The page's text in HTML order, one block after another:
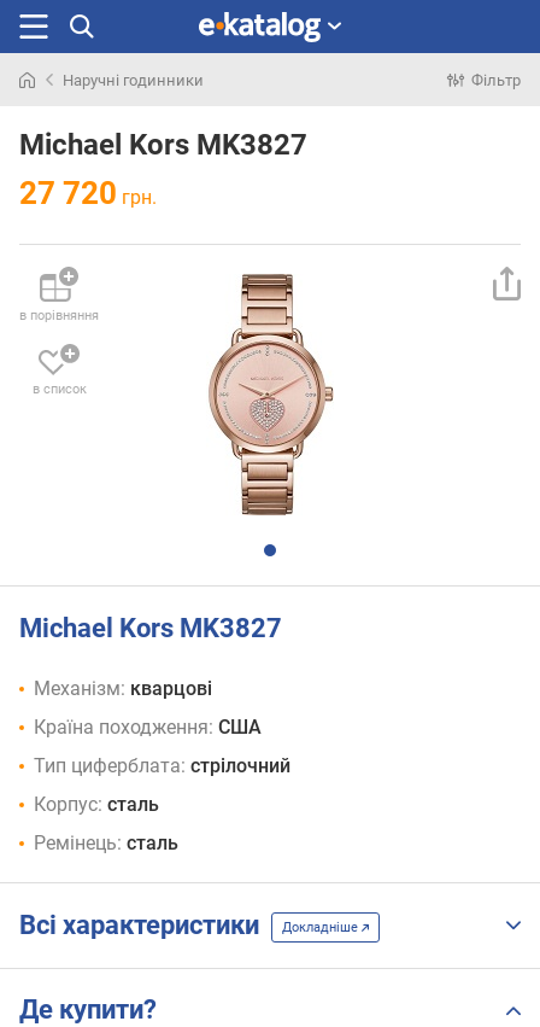
раніше
Наручні годинники Фільтр
Michael Kors MK3827
27 720 грн.
в порівняння
в список
Michael Kors MK3827
Механізм: кварцові
Країна походження: США
Тип циферблата: стрілочний
Корпус: сталь
Ремінець: сталь
Всі характеристики Докладніше
Де купити?